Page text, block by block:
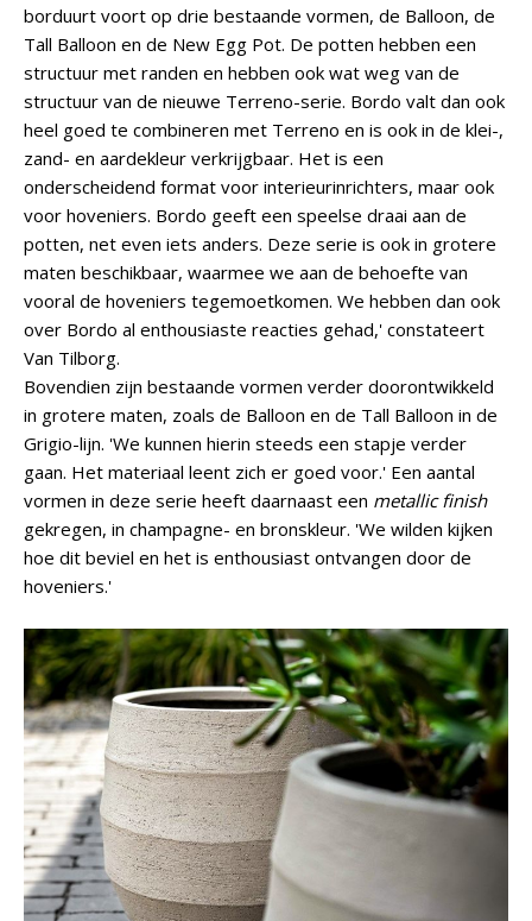
borduurt voort op drie bestaande vormen, de Balloon, de
Tall Balloon en de New Egg Pot. De potten hebben een
structuur met randen en hebben ook wat weg van de
structuur van de nieuwe Terreno-serie. Bordo valt dan ook
heel goed te combineren met Terreno en is ook in de klei-,
zand- en aardekleur verkrijgbaar. Het is een
onderscheidend format voor interieurinrichters, maar ook
voor hoveniers. Bordo geeft een speelse draai aan de
potten, net even iets anders. Deze serie is ook in grotere
maten beschikbaar, waarmee we aan de behoefte van
vooral de hoveniers tegemoetkomen. We hebben dan ook
over Bordo al enthousiaste reacties gehad,' constateert
Van Tilborg.
Bovendien zijn bestaande vormen verder doorontwikkeld
in grotere maten, zoals de Balloon en de Tall Balloon in de
Grigio-lijn. 'We kunnen hierin steeds een stapje verder
gaan. Het materiaal leent zich er goed voor.' Een aantal
vormen in deze serie heeft daarnaast een metallic finish
gekregen, in champagne- en bronskleur. 'We wilden kijken
hoe dit beviel en het is enthousiast ontvangen door de
hoveniers.'